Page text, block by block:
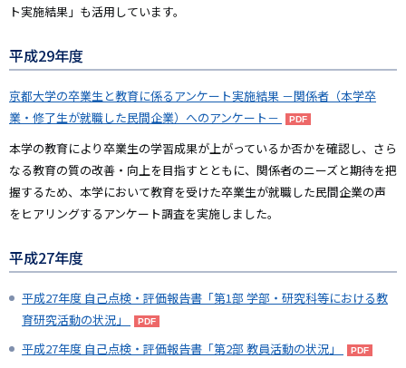
ト実施結果」も活用しています。
平成29年度
京都大学の卒業生と教育に係るアンケート実施結果 －関係者（本学卒
業・修了生が就職した民間企業）へのアンケート－
本学の教育により卒業生の学習成果が上がっているか否かを確認し、さら
なる教育の質の改善・向上を目指すとともに、関係者のニーズと期待を把
握するため、本学において教育を受けた卒業生が就職した民間企業の声
をヒアリングするアンケート調査を実施しました。
平成27年度
平成27年度 自己点検・評価報告書「第1部 学部・研究科等における教
育研究活動の状況」
平成27年度 自己点検・評価報告書「第2部 教員活動の状況」